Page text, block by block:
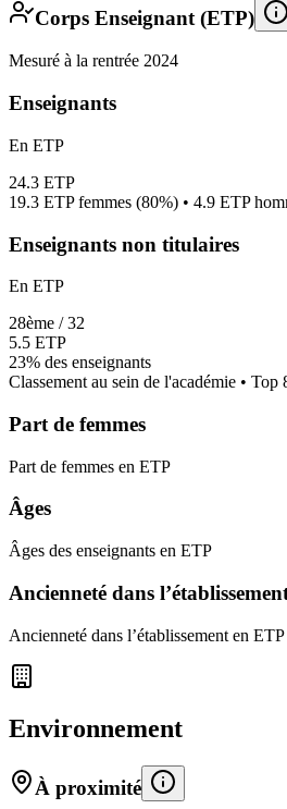
Corps Enseignant (ETP)
Mesuré à la rentrée 2024
Enseignants
En ETP
24.3 ETP
19.3 ETP femmes (80%) • 4.9 ETP
Enseignants non titulaires
En ETP
28ème /32
5.5 ETP
23% des enseignants
Classement au sein de l'académie • Top
Part de femmes
Part de femmes en ETP
Âges
Âges des enseignants en ETP
Ancienneté dans
Ancienneté dans l’établissement en ETP
Environnement
À proximité